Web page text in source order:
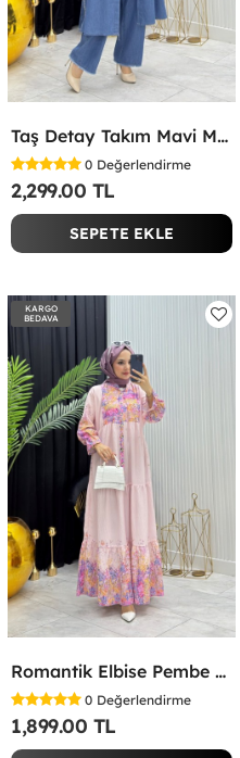
Taş Detay Takım Mavi Mavi
0 Değerlendirme
2,299.00 TL
SEPETE EKLE
KARGO
BEDAVA
Romantik Elbise Pembe Pembe
0 Değerlendirme
1,899.00 TL